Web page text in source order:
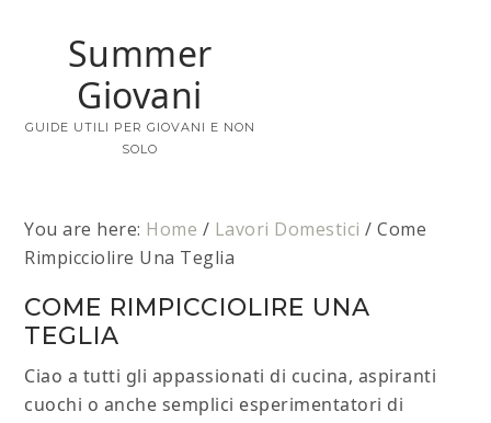
Summer
Giovani
GUIDE UTILI PER GIOVANI E NON
SOLO
You are here: Home / Lavori Domestici / Come
Rimpicciolire Una Teglia
COME RIMPICCIOLIRE UNA
TEGLIA
Ciao a tutti gli appassionati di cucina, aspiranti
cuochi o anche semplici esperimentatori di